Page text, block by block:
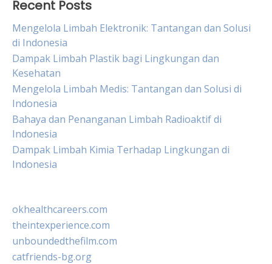
Recent Posts
Mengelola Limbah Elektronik: Tantangan dan Solusi
di Indonesia
Dampak Limbah Plastik bagi Lingkungan dan
Kesehatan
Mengelola Limbah Medis: Tantangan dan Solusi di
Indonesia
Bahaya dan Penanganan Limbah Radioaktif di
Indonesia
Dampak Limbah Kimia Terhadap Lingkungan di
Indonesia
okhealthcareers.com
theintexperience.com
unboundedthefilm.com
catfriends-bg.org